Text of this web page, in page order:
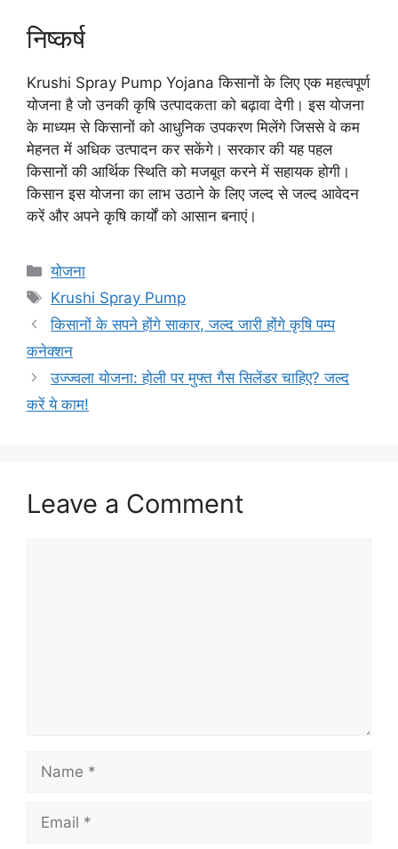
निष्कर्ष
Krushi Spray Pump Yojana किसानों के लिए एक महत्वपूर्ण
योजना है जो उनकी कृषि उत्पादकता को बढ़ावा देगी। इस योजना
के माध्यम से किसानों को आधुनिक उपकरण मिलेंगे जिससे वे कम
मेहनत में अधिक उत्पादन कर सकेंगे। सरकार की यह पहल
किसानों की आर्थिक स्थिति को मजबूत करने में सहायक होगी।
किसान इस योजना का लाभ उठाने के लिए जल्द से जल्द आवेदन
करें और अपने कृषि कार्यों को आसान बनाएं।
Categories
योजना
Tags
Krushi Spray Pump
किसानों के सपने होंगे साकार, जल्द जारी होंगे कृषि पम्प
कनेक्शन
उज्ज्वला योजना: होली पर मुफ्त गैस सिलेंडर चाहिए? जल्द
करें ये काम!
Leave a Comment
Name
Email